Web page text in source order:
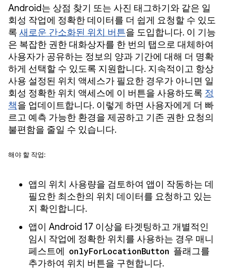
Android는 상점 찾기 또는 사진 태그하기와 같은 일
회성 작업에 정확한 데이터를 더 쉽게 요청할 수 있도
록 새로운 간소화된 위치 버튼을 도입합니다. 이 기능
은 복잡한 권한 대화상자를 한 번의 탭으로 대체하여
사용자가 공유하는 정보의 양과 기간에 대해 더 명확
하게 선택할 수 있도록 지원합니다. 지속적이고 항상
사용 설정된 위치 액세스가 필요한 경우가 아니면 일
회성 정확한 위치 액세스에 이 버튼을 사용하도록 정
책을 업데이트합니다. 이렇게 하면 사용자에게 더 빠
르고 예측 가능한 환경을 제공하고 기존 권한 요청의
불편함을 줄일 수 있습니다.
해야 할 작업:
앱의 위치 사용량을 검토하여 앱이 작동하는 데
필요한 최소한의 위치 데이터를 요청하고 있는
지 확인합니다.
앱이 Android 17 이상을 타겟팅하고 개별적인
임시 작업에 정확한 위치를 사용하는 경우 매니
페스트에 onlyForLocationButton 플래그를
추가하여 위치 버튼을 구현합니다.